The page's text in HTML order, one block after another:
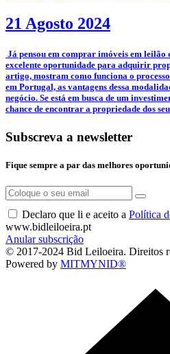
21 Agosto 2024
Já pensou em comprar imóveis em leilão
excelente oportunidade para adquirir
artigo, mostram como funciona o
em Portugal, as vantagens dessa
negócio. Se está em busca de um
chance de encontrar a propriedade dos
Subscreva a newsletter
Fique sempre a par das melhores
Declaro que li e aceito a Política
www.bidleiloeira.pt
Anular subscrição
© 2017-2024 Bid Leiloeira. Direitos
Powered by MITMYNID®